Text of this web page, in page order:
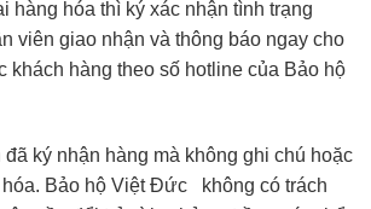
hàng hóa thì ký xác nhận tình trạng
viên giao nhận và thông báo ngay cho
khách hàng theo số hotline của Bảo hộ
ký nhận hàng mà không ghi chú hoặc
hóa. Bảo hộ Việt Đức không có trách